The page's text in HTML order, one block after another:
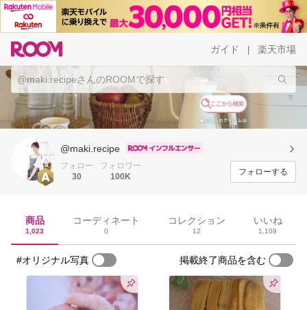
ガイド 楽天市場
@maki.recipe
フォロー
30
フォロワー
100K
フォローする
商品
1,023
コーディネート
0
コレクション
12
いいね
1,109
#オリジナル写真 掲載終了商品を含む